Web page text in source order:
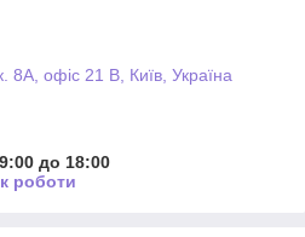
8А, офіс 21 В, Київ, Україна
до 18:00
роботи